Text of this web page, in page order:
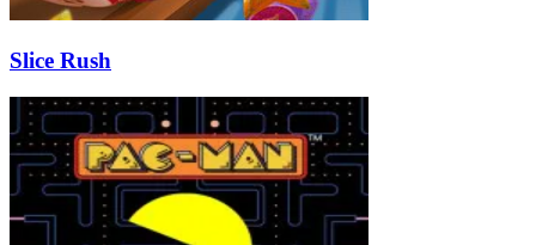
Slice Rush